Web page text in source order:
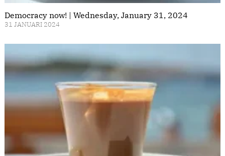
Democracy now! | Wednesday, January 31, 2024
31 JANUARI 2024